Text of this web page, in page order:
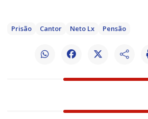
Prisão Cantor Neto Lx Pensão